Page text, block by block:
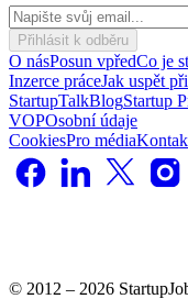
Přihlásit k odběru
O násPosun vpředCo je
Inzerce práceJak uspět
StartupTalkBlogStartup
VOPOsobní údaje
CookiesPro média
© 2012 – 2026